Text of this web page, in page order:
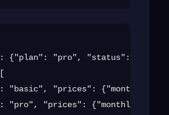
{"plan": "pro", "status":
"basic", "prices": {"monthly":
"pro", "prices": {"monthly":